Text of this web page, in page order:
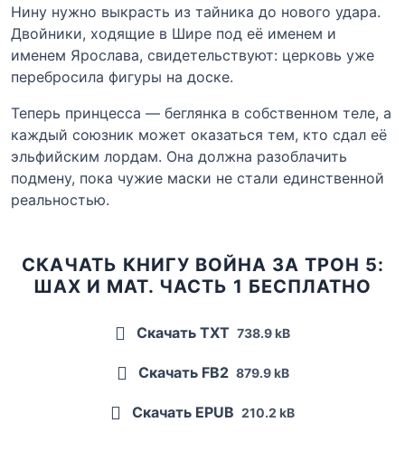
Нину нужно выкрасть из тайника до нового удара.
Двойники, ходящие в Шире под её именем и
именем Ярослава, свидетельствуют: церковь уже
перебросила фигуры на доске.
Теперь принцесса — беглянка в собственном теле, а
каждый союзник может оказаться тем, кто сдал её
эльфийским лордам. Она должна разоблачить
подмену, пока чужие маски не стали единственной
реальностью.
СКАЧАТЬ КНИГУ ВОЙНА ЗА ТРОН 5:
ШАХ И МАТ. ЧАСТЬ 1 БЕСПЛАТНО
Скачать TXT 738.9 kB
Скачать FB2 879.9 kB
Скачать EPUB 210.2 kB